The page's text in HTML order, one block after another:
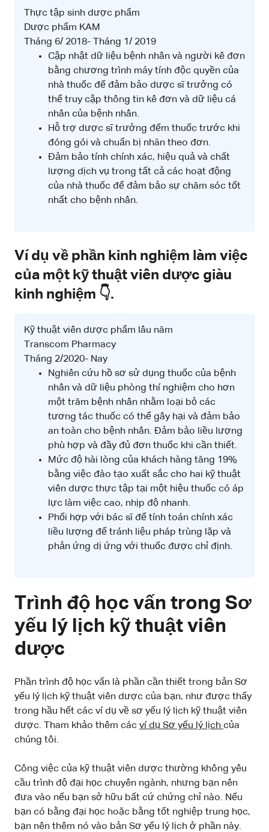
Thực tập sinh dược phẩm
Dược phẩm KAM
Tháng 6/ 2018- Tháng 1/ 2019
Cập nhật dữ liệu bệnh nhân và người kê đơn
bằng chương trình máy tính độc quyền của
nhà thuốc để đảm bảo dược sĩ trưởng có
thể truy cập thông tin kê đơn và dữ liệu cá
nhân của bệnh nhân.
Hỗ trợ dược sĩ trưởng đếm thuốc trước khi
đóng gói và chuẩn bị nhãn theo đơn.
Đảm bảo tính chính xác, hiệu quả và chất
lượng dịch vụ trong tất cả các hoạt động
của nhà thuốc để đảm bảo sự chăm sóc tốt
nhất cho bệnh nhân.
Ví dụ về phần kinh nghiệm làm việc
của một kỹ thuật viên dược giàu
kinh nghiệm 👇.
Kỹ thuật viên dược phẩm lâu năm
Transcom Pharmacy
Tháng 2/2020- Nay
Nghiên cứu hồ sơ sử dụng thuốc của bệnh
nhân và dữ liệu phòng thí nghiệm cho hơn
một trăm bệnh nhân nhằm loại bỏ các
tương tác thuốc có thể gây hại và đảm bảo
an toàn cho bệnh nhân. Đảm bảo liều lượng
phù hợp và đầy đủ đơn thuốc khi cần thiết.
Mức độ hài lòng của khách hàng tăng 19%
bằng việc đào tạo xuất sắc cho hai kỹ thuật
viên dược thực tập tại một hiệu thuốc có áp
lực làm việc cao, nhịp độ nhanh.
Phối hợp với bác sĩ để tính toán chính xác
liều lượng để tránh liệu pháp trùng lặp và
phản ứng dị ứng với thuốc được chỉ định.
Trình độ học vấn trong Sơ
yếu lý lịch kỹ thuật viên
dược
Phần trình độ học vấn là phần cần thiết trong bản Sơ
yếu lý lịch kỹ thuật viên dược của bạn, như được thấy
trong hầu hết các ví dụ về sơ yếu lý lịch kỹ thuật viên
dược. Tham khảo thêm các ví dụ Sơ yếu lý lịch của
chúng tôi.
Công việc của kỹ thuật viên dược thường không yêu
cầu trình độ đại học chuyên ngành, nhưng bạn nên
đưa vào nếu bạn sở hữu bất cứ chứng chỉ nào. Nếu
bạn có bằng đại học hoặc bằng tốt nghiệp trung học,
bạn nên thêm nó vào bản Sơ yếu lý lịch ở phần này.